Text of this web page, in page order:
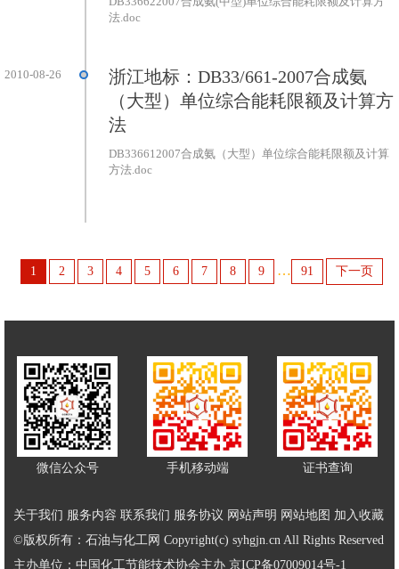
法.doc
2010-08-26
浙江地标：DB33/661-2007合成氨
（大型）单位综合能耗限额及计算方
法
DB336612007合成氨（大型）单位综合能耗限额及计算
方法.doc
1 2 3 4 5 6 7 8 9 … 91 下一页
微信公众号 手机移动端 证书查询
关于我们 服务内容 联系我们 服务协议 网站声明 网站地图 加入收藏
©版权所有：石油与化工网 Copyright(c) syhgjn.cn All Rights Reserved
主办单位：中国化工节能技术协会主办 京ICP备07009014号-1